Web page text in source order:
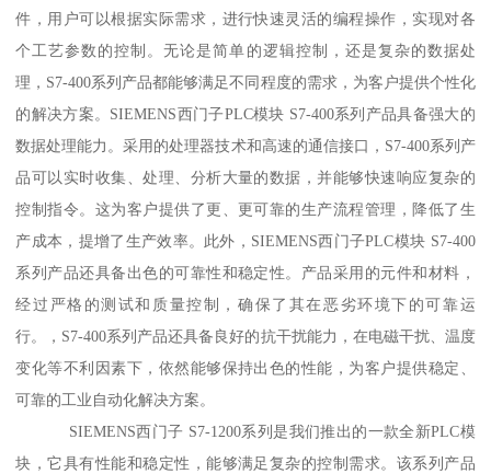
件，用户可以根据实际需求，进行快速灵活的编程操作，实现对各
个工艺参数的控制。无论是简单的逻辑控制，还是复杂的数据处
理，S7-400系列产品都能够满足不同程度的需求，为客户提供个性化
的解决方案。SIEMENS西门子PLC模块 S7-400系列产品具备强大的
数据处理能力。采用的处理器技术和高速的通信接口，S7-400系列产
品可以实时收集、处理、分析大量的数据，并能够快速响应复杂的
控制指令。这为客户提供了更、更可靠的生产流程管理，降低了生
产成本，提增了生产效率。此外，SIEMENS西门子PLC模块 S7-400
系列产品还具备出色的可靠性和稳定性。产品采用的元件和材料，
经过严格的测试和质量控制，确保了其在恶劣环境下的可靠运
行。，S7-400系列产品还具备良好的抗干扰能力，在电磁干扰、温度
变化等不利因素下，依然能够保持出色的性能，为客户提供稳定、
可靠的工业自动化解决方案。
SIEMENS西门子 S7-1200系列是我们推出的一款全新PLC模
块，它具有性能和稳定性，能够满足复杂的控制需求。该系列产品